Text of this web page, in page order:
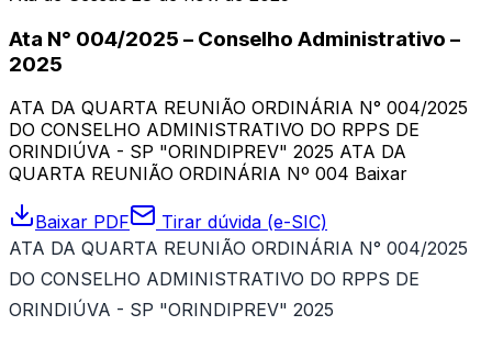
Ata N° 004/2025 – Conselho Administrativo –
2025
ATA DA QUARTA REUNIÃO ORDINÁRIA N° 004/2025
DO CONSELHO ADMINISTRATIVO DO RPPS DE
ORINDIÚVA - SP "ORINDIPREV" 2025 ATA DA
QUARTA REUNIÃO ORDINÁRIA Nº 004 Baixar
Baixar PDF
Tirar dúvida (e-SIC)
ATA DA QUARTA REUNIÃO ORDINÁRIA N° 004/2025
DO CONSELHO ADMINISTRATIVO DO RPPS DE
ORINDIÚVA - SP "ORINDIPREV" 2025